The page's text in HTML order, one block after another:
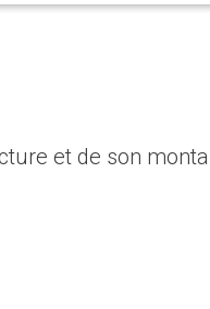
et de son